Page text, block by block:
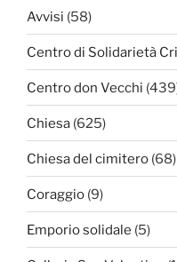
Avvisi (58)
Centro di Solidarietà
Centro don Vecchi
Chiesa (625)
Chiesa del cimitero (68)
Coraggio (9)
Emporio solidale (5)